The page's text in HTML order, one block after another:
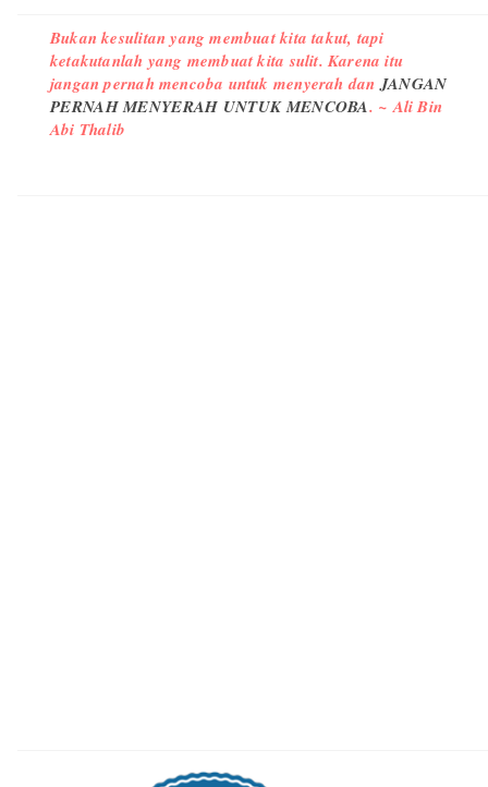
Bukan kesulitan yang membuat kita takut, tapi
ketakutanlah yang membuat kita sulit. Karena itu
jangan pernah mencoba untuk menyerah danJANGAN
PERNAH MENYERAH UNTUK MENCOBA. ~ Ali Bin
Abi Thalib